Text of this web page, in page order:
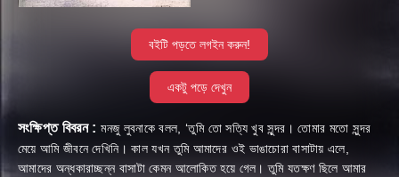
বইটি পড়তে লগইন করুন!
একটু পড়ে দেখুন
সংক্ষিপ্ত বিবরন : মনজু লুবনাকে বলল, ‘তুমি তো সত্যি খুব সুন্দর। তোমার মতো সুন্দর
মেয়ে আমি জীবনে দেখিনি। কাল যখন তুমি আমাদের ওই ভাঙাচোরা বাসাটায় এলে,
আমাদের অন্ধকারাচ্ছন্ন বাসাটা কেমন আলোকিত হয়ে গেল। তুমি যতক্ষণ ছিলে আমার